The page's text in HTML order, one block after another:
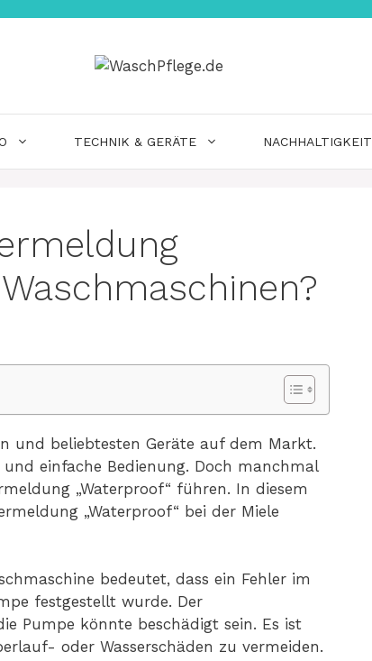
TECHNIK & GERÄTE NACHHALTIGKEIT
und beliebtesten Geräte auf dem Markt.
einfache Bedienung. Doch manchmal
„Waterproof“ führen. In diesem
„Waterproof“ bei der Miele
bedeutet, dass ein Fehler im
festgestellt wurde. Der
Pumpe könnte beschädigt sein. Es ist
oder Wasserschäden zu vermeiden.